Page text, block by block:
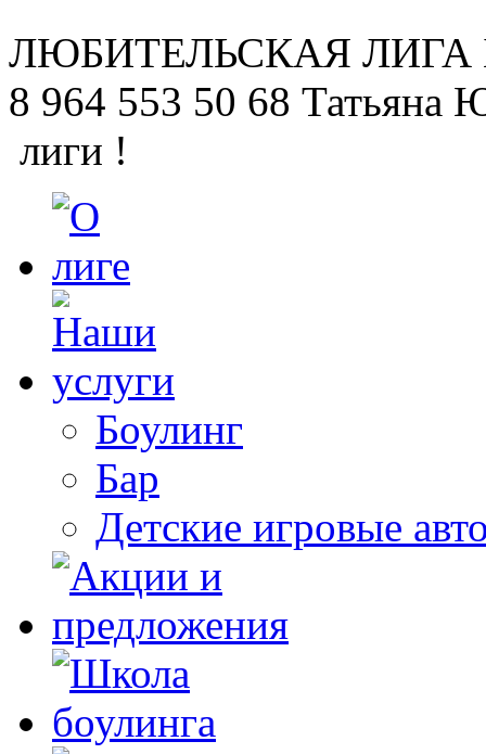
ЛЮБИТЕЛЬСКАЯ ЛИГА
8 964 553 50 68 Татьяна
лиги !
Боулинг
Бар
Детские игровые